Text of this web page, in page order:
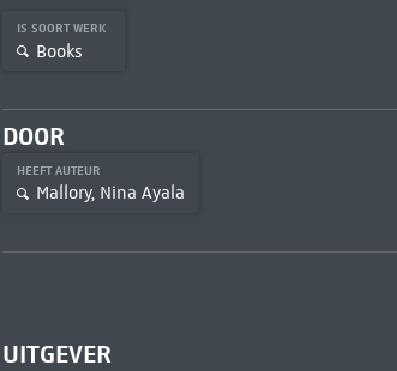
IS SOORT WERK
Books
DOOR
HEEFT AUTEUR
Mallory, Nina Ayala
UITGEVER